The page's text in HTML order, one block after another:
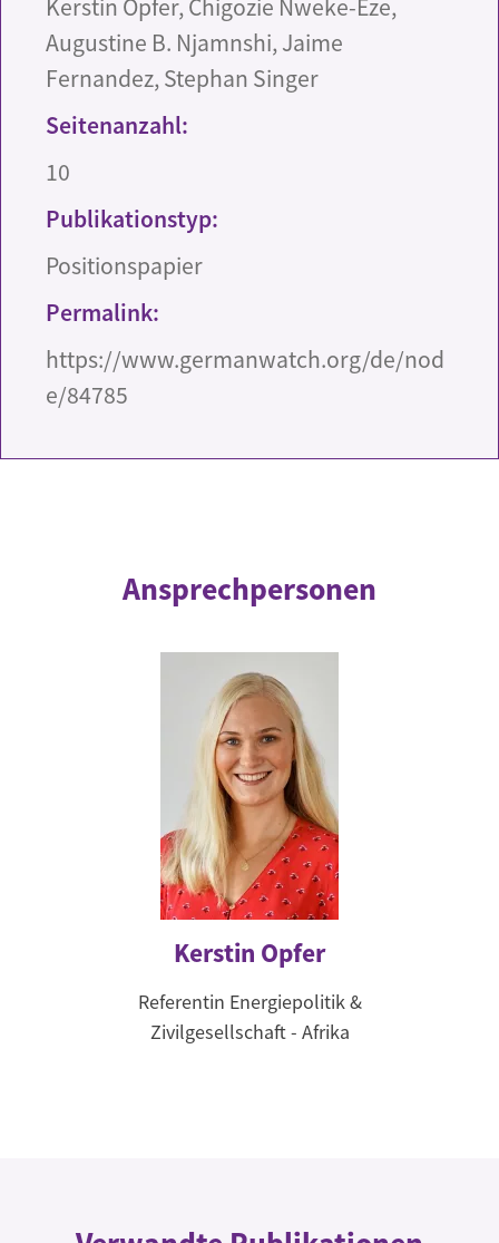
Kerstin Opfer, Chigozie Nweke-Eze,
Augustine B. Njamnshi, Jaime
Fernandez, Stephan Singer
Seitenanzahl:
10
Publikationstyp:
Positionspapier
Permalink:
https://www.germanwatch.org/de/nod
e/84785
Ansprechpersonen
Kerstin Opfer
Referentin Energiepolitik &
Zivilgesellschaft - Afrika